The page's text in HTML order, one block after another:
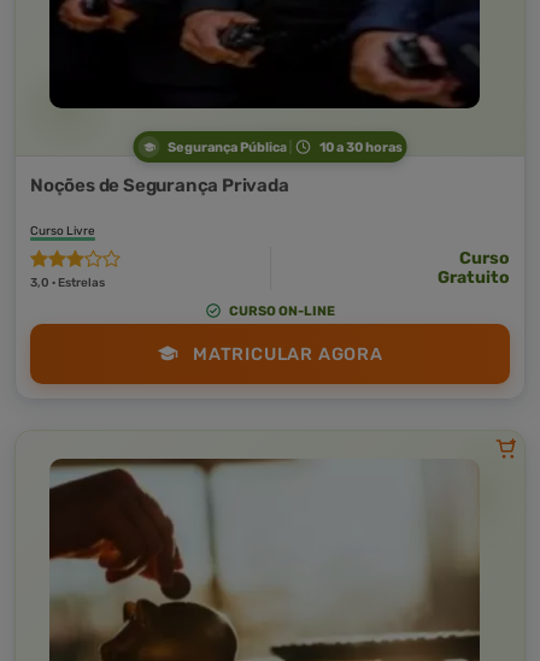
Segurança Pública 10 a 30 horas
Noções de Segurança Privada
Curso Livre
3,0 · Estrelas
Curso
Gratuito
CURSO ON-LINE
MATRICULAR AGORA